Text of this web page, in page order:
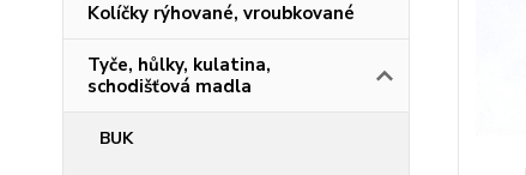
Kolíčky rýhované, vroubkované
Tyče, hůlky, kulatina,
schodišťová madla
BUK